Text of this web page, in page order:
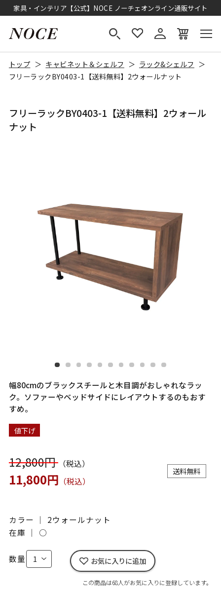
家具・インテリア【公式】NOCE ノーチェオンライン通販サイト
トップ キャビネット＆シェルフ
ラック&シェルフ
フリーラックBY0403-1【送料無料】2ウォールナット
フリーラックBY0403-1【送料無料】2ウォール
ナット
幅80cmのブラックスチールと木目調がおしゃれなラッ
ク。ソファーやベッドサイドにレイアウトするのもおす
すめ。
値下げ
12,800円（税込）
11,800円 （税込）
送料無料
カラー ｜ 2ウォールナット
在庫 ｜ ○
数量 お気に入りに追加
この商品は68人がお気に入りに登録しています。